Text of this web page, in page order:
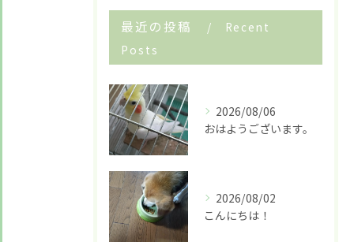
最近の投稿
Recent
Posts
2026/08/06
おはようございます。
2026/08/02
こんにちは！
お悩みですか？ LINEでお気軽に質問してください！
LINE友だち追加はこちら